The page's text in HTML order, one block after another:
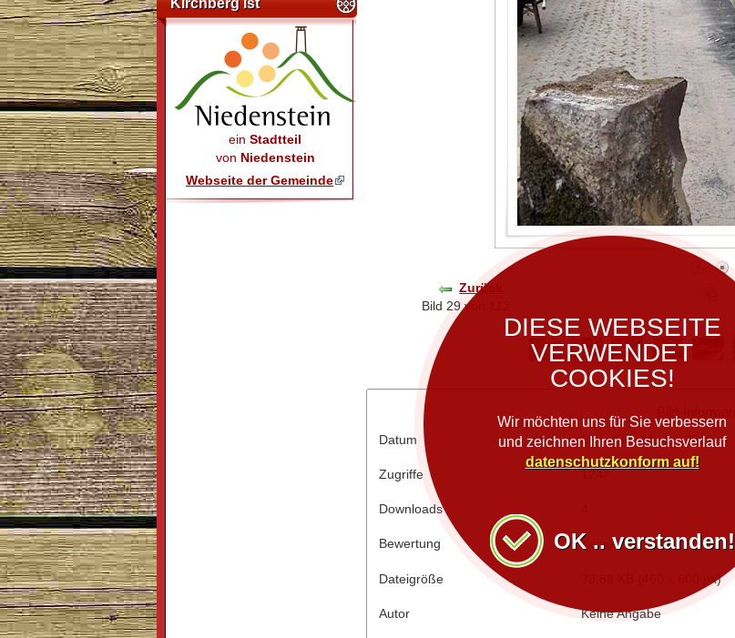
Kirchberg ist
ein Stadtteil
von Niedenstein
Webseite der Gemeinde
Zurück
Bild 29 von 112
Datum Dienstag, 14. Juli 2020
Zugriffe 1247
Downloads
Bewertung Keine
Dateigröße 73,68 KB (460 x 600 px)
Autor Keine Angabe
OK .. verstanden!
DIESE WEBSEITE
VERWENDET
COOKIES!
Wir möchten uns für Sie verbessern
und zeichnen Ihren Besuchsverlauf
datenschutzkonform auf!